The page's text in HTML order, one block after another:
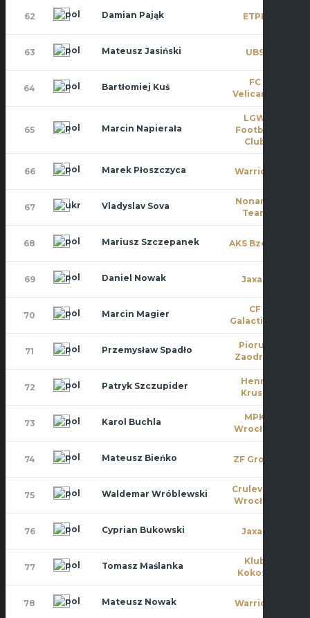
62 Damian Pająk ETPK
63 Mateusz Jasiński UBS
64 Bartłomiej Kuś
FC
Velicante
65 Marcin Napierała
LGW
Football
Club
66 Marek Płoszczyca Warriors
67 Vladyslav Sova
Noname
Team
68 Mariusz Szczepanek AKS Bzowa
69 Daniel Nowak Jaxan
70 Marcin Magier
CF
Galacticos
71 Przemysław Spadło
Piorun
Zaodrze
72 Patryk Szczupider
Henry
Kruse
73 Karol Buchla
MPK
Wrocław
74 Mateusz Bieńko ZF Group
75 Waldemar Wróblewski
Crulevsca
Wrocław
76 Cyprian Bukowski Jaxan
77 Tomasz Maślanka
Klub
Kokosa
78 Mateusz Nowak Warriors